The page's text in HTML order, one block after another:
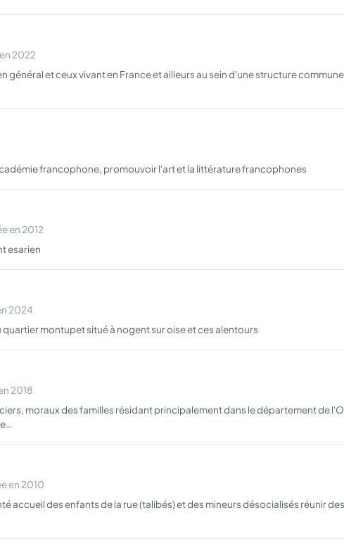
2022
général et ceux vivant en France et ailleurs au sein d'une structure
francophone, promouvoir l'art et la littérature francophones
en 2012
esarien
2024
montupet situé à nogent sur oise et ces alentours
2018
moraux des familles résidant principalement dans le département de
en 2010
accueil des enfants de la rue (talibés) et des mineurs désocialisés réunir